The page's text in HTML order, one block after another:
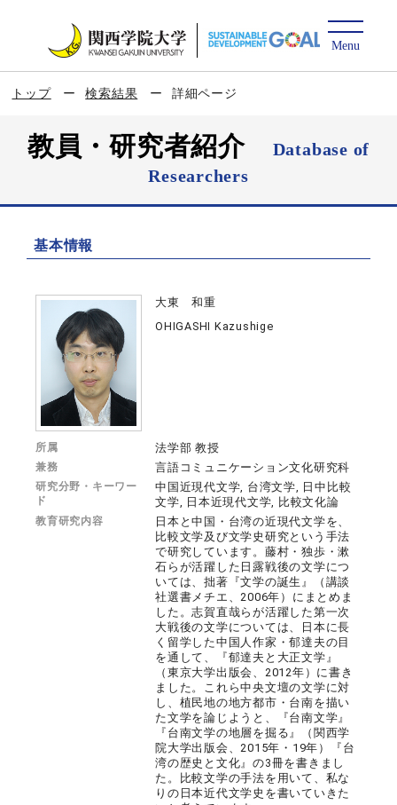
トップ 検索結果 詳細ページ
教員・研究者紹介
Database of
Researchers
基本情報
大東 和重
OHIGASHI Kazushige
所属 法学部 教授
兼務 言語コミュニケーション文化研究科
研究分野・キーワー
ド
中国近現代文学, 台湾文学, 日中比較
文学, 日本近現代文学, 比較文化論
教育研究内容
日本と中国・台湾の近現代文学を、
比較文学及び文学史研究という手法
で研究しています。藤村・独歩・漱
石らが活躍した日露戦後の文学につ
いては、拙著『文学の誕生』（講談
社選書メチエ、2006年）にまとめま
した。志賀直哉らが活躍した第一次
大戦後の文学については、日本に長
く留学した中国人作家・郁達夫の目
を通して、『郁達夫と大正文学』
（東京大学出版会、2012年）に書き
ました。これら中央文壇の文学に対
し、植民地の地方都市・台南を描い
た文学を論じようと、『台南文学』
『台南文学の地層を掘る』（関西学
院大学出版会、2015年・19年）『台
湾の歴史と文化』の3冊を書きまし
た。比較文学の手法を用いて、私な
りの日本近代文学史を書いていきた